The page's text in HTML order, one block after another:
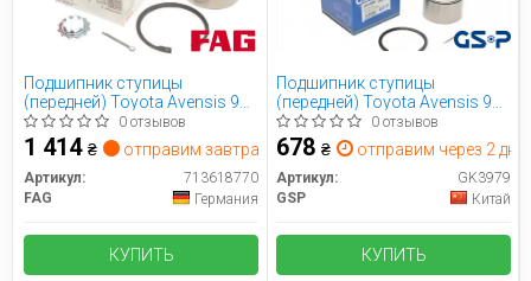
Подшипник ступицы
(передней) Toyota Avensis 97-
08/Corolla 97-070 отзывов
1 414 ₴ отправим завтра
Артикул:
713618770
FAG
Германия
КУПИТЬ
Подшипник ступицы
(передней) Toyota Avensis 97-
03/Corolla 97-02 (40x74x42)
0 отзывов
678 ₴ отправим через 2 дн.
Артикул:
GK3979
GSP
Китай
КУПИТЬ